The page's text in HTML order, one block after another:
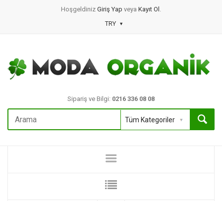
Hoşgeldiniz Giriş Yap veya Kayıt Ol .
TRY
Sipariş ve Bilgi: 0216 336 08 08